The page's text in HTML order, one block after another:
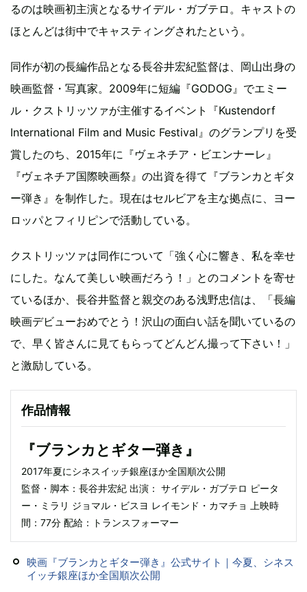
るのは映画初主演となるサイデル・ガブテロ。キャストの
ほとんどは街中でキャスティングされたという。
同作が初の長編作品となる長谷井宏紀監督は、岡山出身の
映画監督・写真家。2009年に短編『GODOG』でエミー
ル・クストリッツァが主催するイベント『Kustendorf
International Film and Music Festival』のグランプリを受
賞したのち、2015年に『ヴェネチア・ビエンナーレ』
『ヴェネチア国際映画祭』の出資を得て『ブランカとギタ
ー弾き』を制作した。現在はセルビアを主な拠点に、ヨー
ロッパとフィリピンで活動している。
クストリッツァは同作について「強く心に響き、私を幸せ
にした。なんて美しい映画だろう！」とのコメントを寄せ
ているほか、長谷井監督と親交のある浅野忠信は、「長編
映画デビューおめでとう！沢山の面白い話を聞いているの
で、早く皆さんに見てもらってどんどん撮って下さい！」
と激励している。
作品情報
『ブランカとギター弾き』
2017年夏にシネスイッチ銀座ほか全国順次公開
監督・脚本：長谷井宏紀 出演： サイデル・ガブテロ ピータ
ー・ミラリ ジョマル・ビスヨ レイモンド・カマチョ 上映時
間：77分 配給：トランスフォーマー
映画『ブランカとギター弾き』公式サイト｜今夏、シネス
イッチ銀座ほか全国順次公開